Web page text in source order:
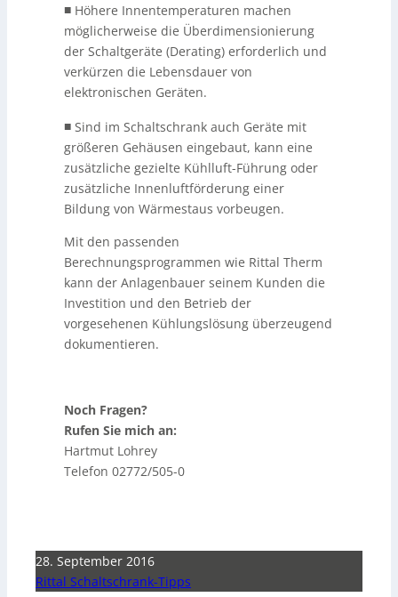
■ Höhere Innentemperaturen machen
möglicherweise die Überdimensionierung
der Schaltgeräte (Derating) erforderlich und
verkürzen die Lebensdauer von
elektronischen Geräten.
■ Sind im Schaltschrank auch Geräte mit
größeren Gehäusen eingebaut, kann eine
zusätzliche gezielte Kühlluft-Führung oder
zusätzliche Innenluftförderung einer
Bildung von Wärmestaus vorbeugen.
Mit den passenden
Berechnungsprogrammen wie Rittal Therm
kann der Anlagenbauer seinem Kunden die
Investition und den Betrieb der
vorgesehenen Kühlungslösung überzeugend
dokumentieren.
Noch Fragen?
Rufen Sie mich an:
Hartmut Lohrey
Telefon 02772/505-0
28. September 2016
Rittal Schaltschrank-Tipps